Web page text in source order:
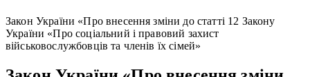
Закон України «Про внесення зміни до статті 12 Закону
України «Про соціальний і правовий захист
військовослужбовців та членів їх сімей»